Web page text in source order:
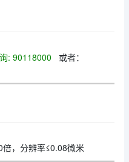
: 90118000 或者：
，分辨率≤0.08微米